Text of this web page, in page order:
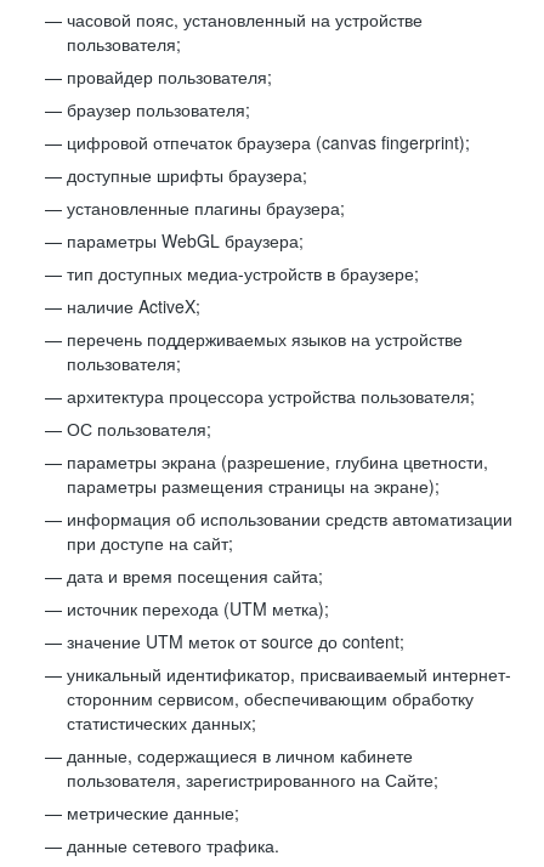
часовой пояс, установленный на устройстве
пользователя;
провайдер пользователя;
браузер пользователя;
цифровой отпечаток браузера (canvas fingerprint);
доступные шрифты браузера;
установленные плагины браузера;
параметры WebGL браузера;
тип доступных медиа-устройств в браузере;
наличие ActiveX;
перечень поддерживаемых языков на устройстве
пользователя;
архитектура процессора устройства пользователя;
ОС пользователя;
параметры экрана (разрешение, глубина цветности,
параметры размещения страницы на экране);
информация об использовании средств автоматизации
при доступе на сайт;
дата и время посещения сайта;
источник перехода (UTM метка);
значение UTM меток от source до content;
уникальный идентификатор, присваиваемый интернет-
сторонним сервисом, обеспечивающим обработку
статистических данных;
данные, содержащиеся в личном кабинете
пользователя, зарегистрированного на Сайте;
метрические данные;
данные сетевого трафика.